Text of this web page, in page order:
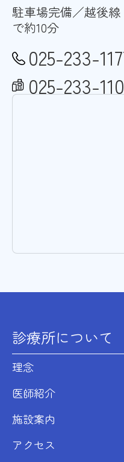
駐車場完備／越後
で約10分
025-233-
025-233-
診療所について
理念
医師紹介
施設案内
アクセス